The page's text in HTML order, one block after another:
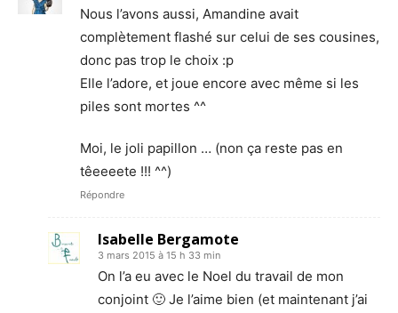
Nous l’avons aussi, Amandine avait
complètement flashé sur celui de ses cousines,
donc pas trop le choix :p
Elle l’adore, et joue encore avec même si les
piles sont mortes ^^
Moi, le joli papillon … (non ça reste pas en
têeeeete !!! ^^)
Répondre
Isabelle Bergamote
3 mars 2015 à 15 h 33 min
On l’a eu avec le Noel du travail de mon
conjoint 🙂 Je l’aime bien (et maintenant j’ai